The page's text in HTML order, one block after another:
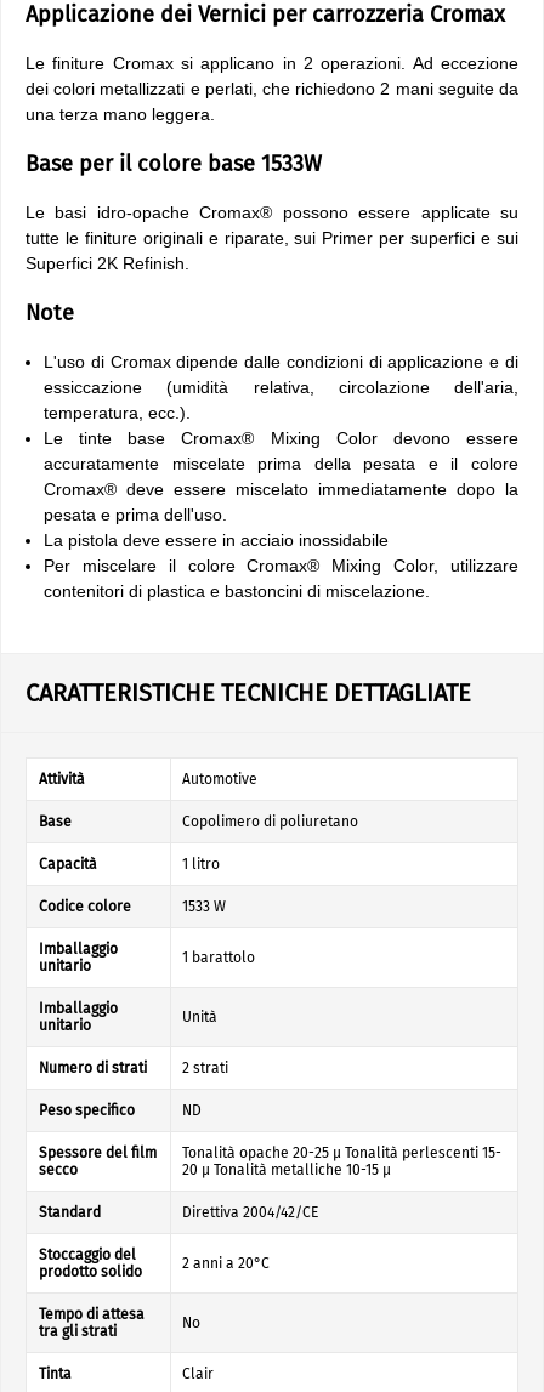
Applicazione dei Vernici per carrozzeria Cromax
Le finiture Cromax si applicano in 2 operazioni. Ad eccezione
dei colori metallizzati e perlati, che richiedono 2 mani seguite da
una terza mano leggera.
Base per il colore base 1533W
Le basi idro-opache Cromax® possono essere applicate su
tutte le finiture originali e riparate, sui Primer per superfici e sui
Superfici 2K Refinish.
Note
L'uso di Cromax dipende dalle condizioni di applicazione e di
essiccazione (umidità relativa, circolazione dell'aria,
temperatura, ecc.).
Le tinte base Cromax® Mixing Color devono essere
accuratamente miscelate prima della pesata e il colore
Cromax® deve essere miscelato immediatamente dopo la
pesata e prima dell'uso.
La pistola deve essere in acciaio inossidabile
Per miscelare il colore Cromax® Mixing Color, utilizzare
contenitori di plastica e bastoncini di miscelazione.
CARATTERISTICHE TECNICHE DETTAGLIATE
Attività Automotive
Base Copolimero di poliuretano
Capacità 1 litro
Codice colore 1533 W
Imballaggio
unitario
1 barattolo
Imballaggio
unitario
Unità
Numero di strati 2 strati
Peso specifico ND
Spessore del film
secco
Tonalità opache 20-25 µ Tonalità perlescenti 15-
20 µ Tonalità metalliche 10-15 µ
Standard Direttiva 2004/42/CE
Stoccaggio del
prodotto solido
2 anni a 20°C
Tempo di attesa
tra gli strati
No
Tinta Clair